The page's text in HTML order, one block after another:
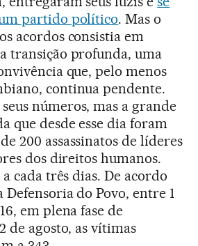
partido político. Mas o
acordos consistia em
transição profunda, uma
que, pelo menos
continua pendente.
números, mas a grande
que desde esse dia foram
200 assassinatos de líderes
dos direitos humanos.
cada três dias. De acordo
Defensoria do Povo, entre 1
em plena fase de
de agosto, as vítimas